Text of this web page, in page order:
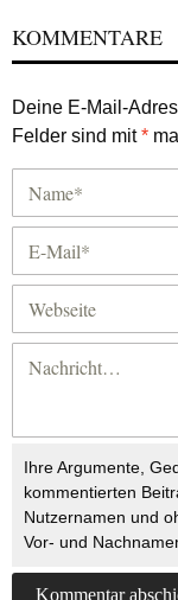
KOMMENTARE
Deine E-Mail-
Felder sind mit*
Ihre Argumente,
kommentierten
Nutzernamen und
Vor- und